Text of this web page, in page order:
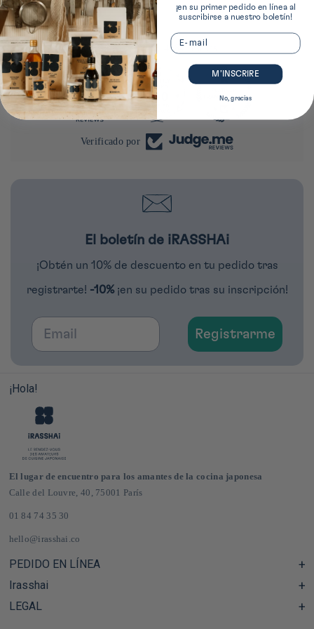
4284 reseñas
4284 290
Verificado por
El boletín de iRASSHAi
¡Obtén un 10% de descuento en tu pedido tras
registrarte! -10% ¡en su pedido tras su inscripción!
Email
Registrarme
¡Hola!
El lugar de encuentro para los amantes de la cocina japonesa
Calle del Louvre, 40, 75001 París
01 84 74 35 30
hello@irasshai.co
PEDIDO EN LÍNEA
Centro de ayuda y preguntas frecuentes
Envíos y gastos de envío en Francia y Europa
Irasshai
Horario de la sede de la calle del Louvre, 40, París
LEGAL
¡en su primer pedido en línea al
suscribirse a nuestro boletín!
Email
M’INSCRIRE
No, gracias